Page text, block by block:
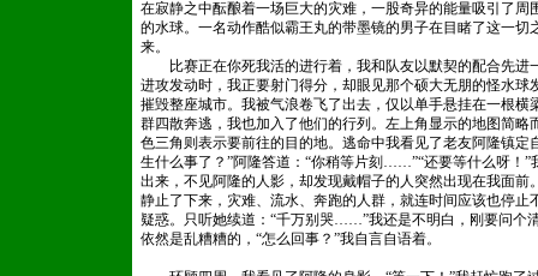
在寂静之中酝酿着一场巨大的灾难，一股奇异的能量吸引了
的水球。一名动作酷似霸王丸的带墨镜的男子在目睹了这一
来。
比赛正在你死我活的进行着，我和队友以默契的配合先进
进攻发动时，我正要射门得分，却眼见那个硕大无朋的怪水
摧毁整座城市。我被气浪卷飞了出去，仅以单手悬挂在一根
群四散奔逃，我也加入了他们的行列。左上角显示的地图简
色三角则表示要前往的目的地。逃命中我看见了老友阿隆镇定
生什么事了？”阿隆答道：“你稍等片刻……”“还要等什么呀！
出来，不见阿隆的人影，却发现戴帽子的人突然出现在我面
静止了下来，灾难、流水、奔跑的人群，就连时间应该也停止
疑惑。只听她续道：“千万别哭……”我还是不明白，刚要问个
依然是乱糟糟的，“怎么回事？”我自言自语着。